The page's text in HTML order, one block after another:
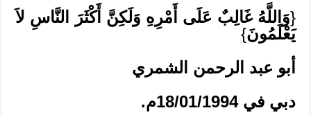
{وَاللَّهُ غَالِبٌ عَلَى أَمْرِهِ وَلَكِنَّ أَكْثَرَ النَّاسِ لاَ
يَعْلَمُونَ}
أبو عبد الرحمن الشمري
دبي في 18/01/1994م.